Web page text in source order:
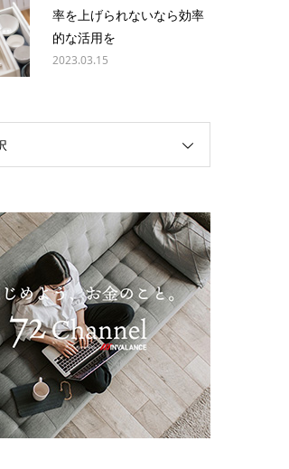
率を上げられないなら効率
的な活用を
2023.03.15